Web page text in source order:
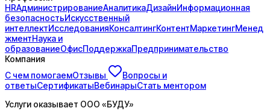
HRАдминистрированиеАналитикаДизайнИнформационная
безопасностьИскусственный
интеллектИсследованияКонсалтингКонтентМаркетингМенед
жментНаука и
образованиеОфисПоддержкаПредпринимательство
Компания
С чем помогаемОтзывы
Вопросы и
ответыСертификатыВебинарыСтать ментором
Услуги оказывает ООО «БУДУ»